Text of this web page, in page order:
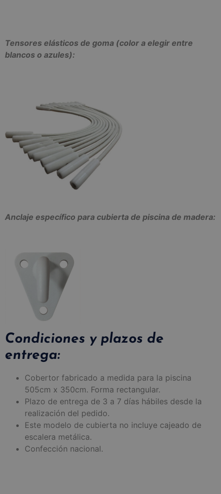
Tensores elásticos de goma (color a elegir entre
blancos o azules):
Anclaje específico para cubierta de piscina de madera:
Condiciones y plazos de
entrega:
Cobertor fabricado a medida para la piscina
505cm x 350cm. Forma rectangular.
Plazo de entrega de 3 a 7 días hábiles desde la
realización del pedido.
Este modelo de cubierta no incluye cajeado de
escalera metálica.
Confección nacional.